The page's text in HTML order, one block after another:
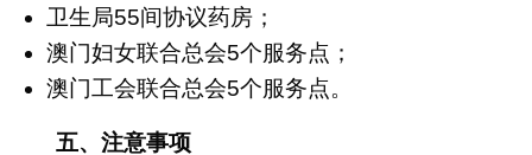
卫生局55间协议药房；
澳门妇女联合总会5个服务点；
澳门工会联合总会5个服务点。
五、注意事项